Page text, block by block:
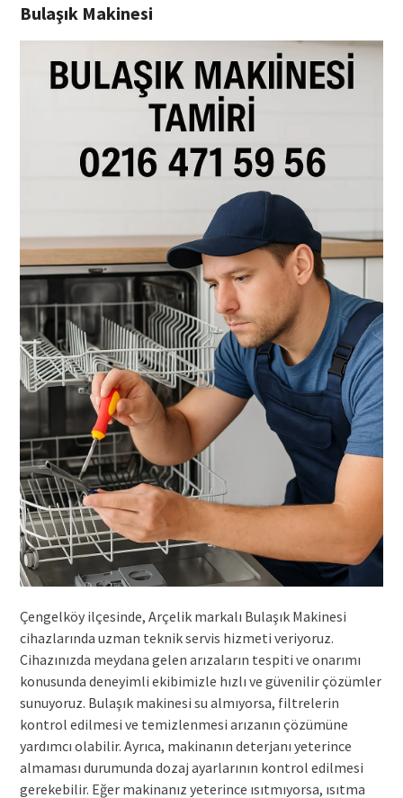
Bulaşık Makinesi
Çengelköy ilçesinde, Arçelik markalı Bulaşık Makinesi
cihazlarında uzman teknik servis hizmeti veriyoruz.
Cihazınızda meydana gelen arızaların tespiti ve onarımı
konusunda deneyimli ekibimizle hızlı ve güvenilir çözümler
sunuyoruz. Bulaşık makinesi su almıyorsa, filtrelerin
kontrol edilmesi ve temizlenmesi arızanın çözümüne
yardımcı olabilir. Ayrıca, makinanın deterjanı yeterince
almaması durumunda dozaj ayarlarının kontrol edilmesi
gerekebilir. Eğer makinanız yeterince ısıtmıyorsa, ısıtma